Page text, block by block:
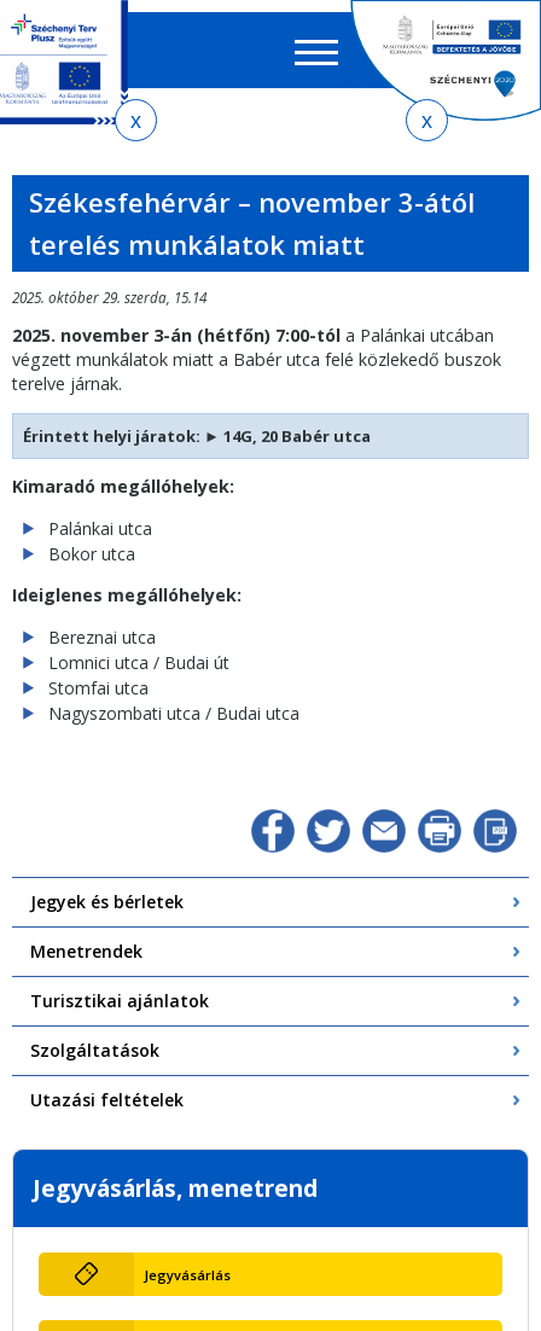
menetrendkeresőhöz
almenühöz
tartalomra
oldaltérképre
EN HU
űrlap
Székesfehérvár – november 3-ától
terelés munkálatok miatt
2025. október 29. szerda, 15.14
2025. november 3-án (hétfőn) 7:00-tól a Palánkai utcában
végzett munkálatok miatt a Babér utca felé közlekedő buszok
terelve járnak.
Érintett helyi járatok: ► 14G, 20 Babér utca
Kimaradó megállóhelyek:
Palánkai utca
Bokor utca
Ideiglenes megállóhelyek:
Bereznai utca
Lomnici utca / Budai út
Stomfai utca
Nagyszombati utca / Budai utca
Jegyek és bérletek
Menetrendek
Turisztikai ajánlatok
Szolgáltatások
Utazási feltételek
Jegyvásárlás, menetrend
Jegyvásárlás